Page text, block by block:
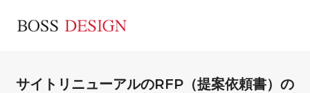
サイトリニューアルのRFP（提案依頼書）の